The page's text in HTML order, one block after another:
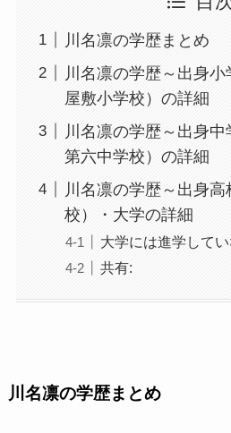
川名凛の学歴まとめ
川名凛の学歴～出身
屋敷小学校）の詳細
川名凛の学歴～出身
第六中学校）の詳細
川名凛の学歴～出身
校）・大学の詳細
大学には進学して
共有:
川名凛の学歴まとめ